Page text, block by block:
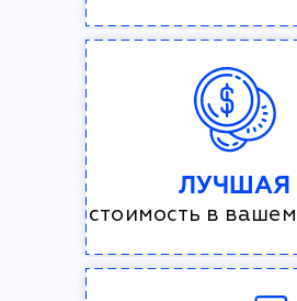
ЛУЧШАЯ
стоимость в